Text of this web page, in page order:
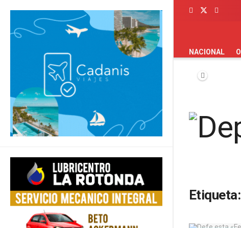
PORTADA
NACIONAL
Etiqueta: